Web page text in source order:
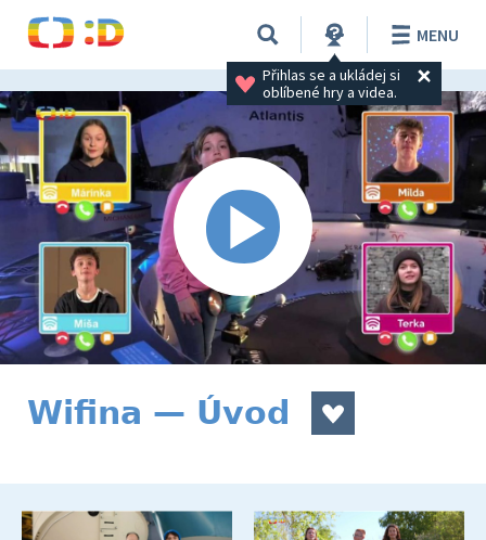
Přihlas se a ukládej si
oblíbené hry a videa.
MENU
Wifina — Úvod